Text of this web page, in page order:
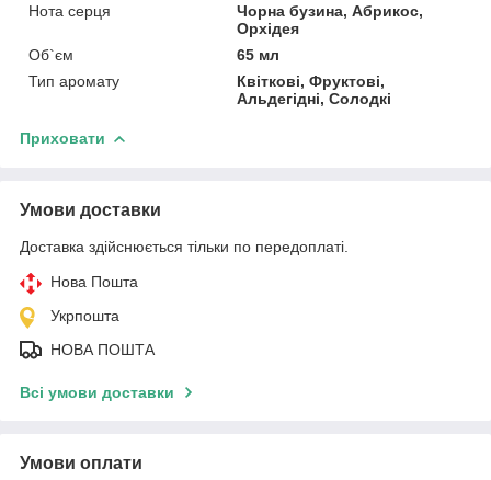
Нота серця
Чорна бузина, Абрикос,
Орхідея
Об`єм
65 мл
Тип аромату
Квіткові, Фруктові,
Альдегідні, Солодкі
Приховати
Умови доставки
Доставка здійснюється тільки по передоплаті.
Нова Пошта
Укрпошта
НОВА ПОШТА
Всі умови доставки
Умови оплати